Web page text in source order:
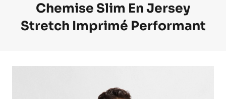
Chemise Slim En Jersey
Stretch Imprimé Performant